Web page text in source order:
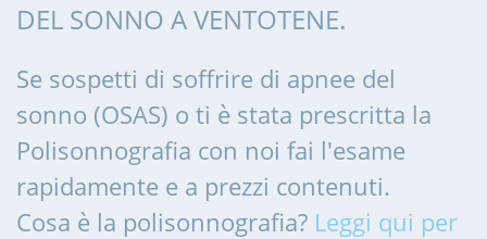
DEL SONNO A VENTOTENE.
Se sospetti di soffrire di apnee del
sonno (OSAS) o ti è stata prescritta la
Polisonnografia con noi fai l'esame
rapidamente e a prezzi contenuti.
Cosa è la polisonnografia? Leggi qui per